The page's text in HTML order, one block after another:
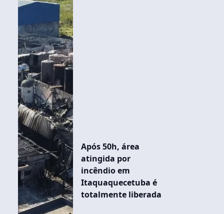
Após 50h, área
atingida por
incêndio em
Itaquaquecetuba é
totalmente liberada